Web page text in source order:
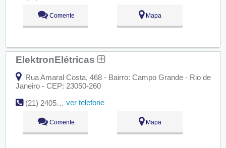
Comente Mapa
ElektronElétricas
Rua Amaral Costa, 468 - Bairro: Campo Grande - Rio de
Janeiro - CEP: 23050-260
(21) 2405-5990
ver telefone
Comente Mapa